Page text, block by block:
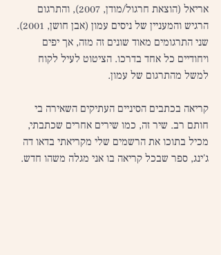
אריאל (הוצאת חרגול/מודן, 2007), והתרגום
הרגיש והמעניין של ניסים עמון (אבן חושן, 2001).
שני התרגומים מאוד שונים זה מזה, אך יפים
ויחודיים כל אחד בדרכו. הציטוט לעיל לקוח
למשל מהתרגום של עמון.
קריאה בכתבים הסיניים העתיקים השאירה בי
חותם רב. שיר זה, כמו שירים אחרים שכתבתי,
מכיל בתוכו את הרשמים שלי מקריאתי בדאו דה
ג'ינג, ספר שבכל קריאה בו אני מגלה משהו חדש.